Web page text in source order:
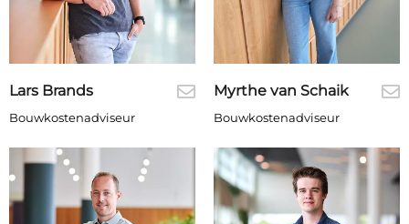
Lars Brands
Bouwkostenadviseur
Myrthe van Schaik
Bouwkostenadviseur